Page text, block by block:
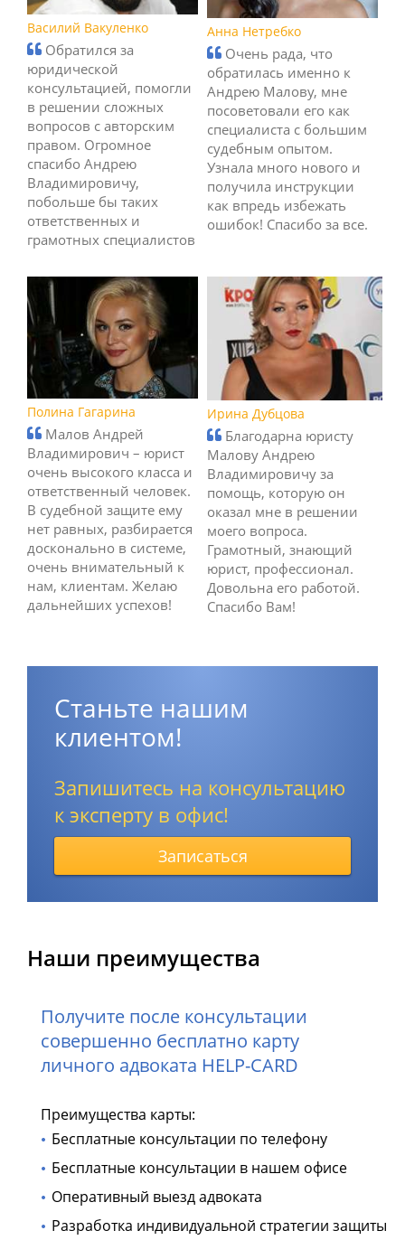
Василий Вакуленко
Обратился за
юридической
консультацией, помогли
в решении сложных
вопросов с авторским
правом. Огромное
спасибо Андрею
Владимировичу,
побольше бы таких
ответственных и
грамотных специалистов
Анна Нетребко
Очень рада, что
обратилась именно к
Андрею Малову, мне
посоветовали его как
специалиста с большим
судебным опытом.
Узнала много нового и
получила инструкции
как впредь избежать
ошибок! Спасибо за все.
Полина Гагарина
Малов Андрей
Владимирович – юрист
очень высокого класса и
ответственный человек.
В судебной защите ему
нет равных, разбирается
досконально в системе,
очень внимательный к
нам, клиентам. Желаю
дальнейших успехов!
Ирина Дубцова
Благодарна юристу
Малову Андрею
Владимировичу за
помощь, которую он
оказал мне в решении
моего вопроса.
Грамотный, знающий
юрист, профессионал.
Довольна его работой.
Спасибо Вам!
Станьте нашим
клиентом!
Запишитесь на консультацию
к эксперту в офис!
Записаться
Наши преимущества
Получите после консультации
совершенно бесплатно карту
личного адвоката HELP-CARD
Преимущества карты:
Бесплатные консультации по телефону
Бесплатные консультации в нашем офисе
Оперативный выезд адвоката
Разработка индивидуальной стратегии защиты